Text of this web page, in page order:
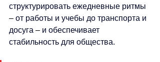
структурировать ежедневные ритмы
– от работы и учебы до транспорта и
досуга – и обеспечивает
стабильность для общества.